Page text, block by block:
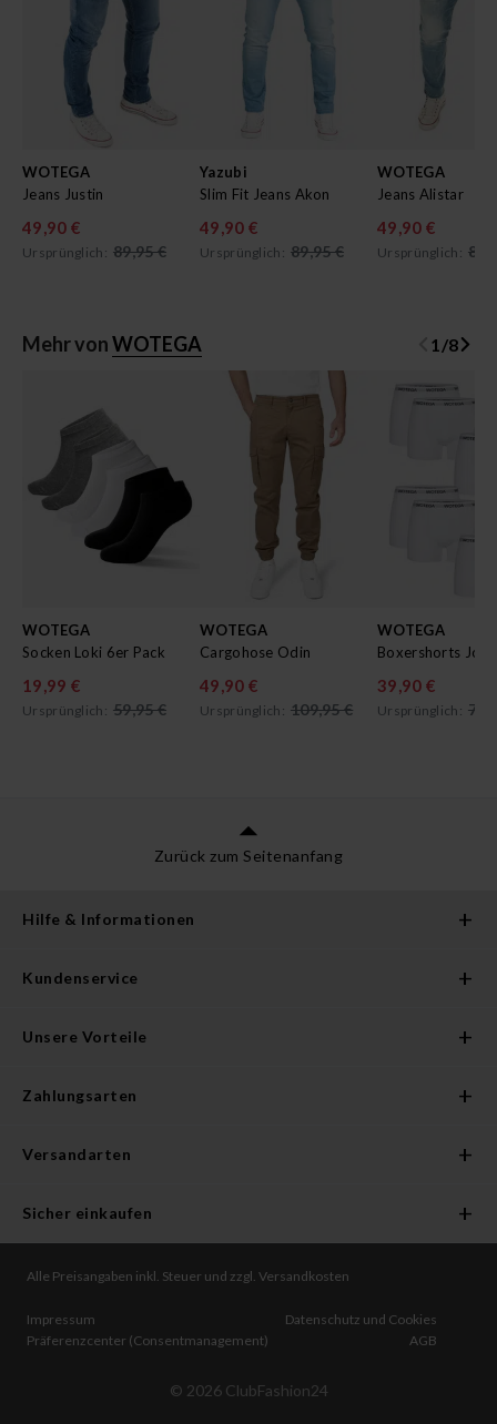
WOTEGA
Jeans Justin
49,90 €
Ursprünglich: 89,95 €
Yazubi
Slim Fit Jeans Akon
49,90 €
Ursprünglich: 89,95 €
WOTEGA
Jeans Alistar
49,90 €
Ursprünglich:
Mehr vonWOTEGA 1 /8
WOTEGA
Socken Loki 6er Pack
19,99 €
Ursprünglich: 59,95 €
WOTEGA
Cargohose Odin
49,90 €
Ursprünglich: 109,95 €
WOTEGA
39,90 €
Ursprünglich:
Zurück zum Seitenanfang
Hilfe & Informationen
Kundenservice
Unsere Vorteile
Zahlungsarten
Versandarten
Sicher einkaufen
Alle Preisangaben inkl. Steuer und zzgl. Versandkosten
Impressum
Datenschutz und Cookies
Präferenzcenter (Consentmanagement)
AGB
© 2026ClubFashion24